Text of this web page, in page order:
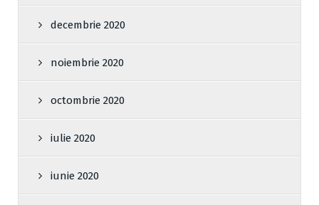
decembrie 2020
noiembrie 2020
octombrie 2020
iulie 2020
iunie 2020